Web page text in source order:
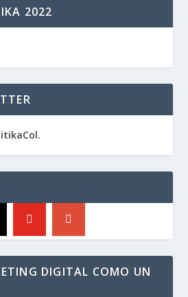
2022
DIGITAL COMO UN